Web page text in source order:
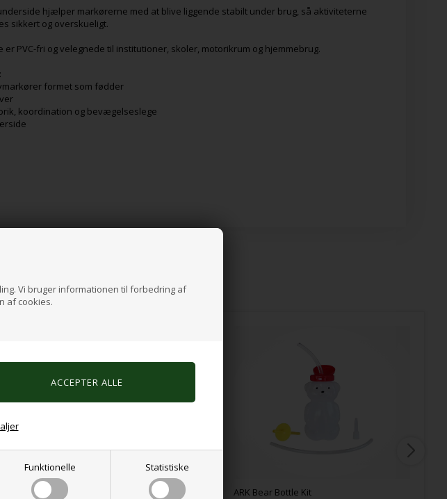
Vi bruger informationen til forbedring af
af cookies.
Funktionelle Statistiske
hjælper markørerne med at blive liggende stabilt under brug, så aktiviteterne
sikkert og overskueligt.
er PVC-fri og velegnede til institutioner, skoler, motorikrum og hjemmebrug.
formet som fødder
koordination og bevægelseslege
Sanseplader 4stk ARK Bear Bottle Kit